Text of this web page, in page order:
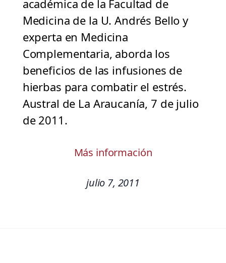
académica de la Facultad de
Medicina de la U. Andrés Bello y
experta en Medicina
Complementaria, aborda los
beneficios de las infusiones de
hierbas para combatir el estrés.
Austral de La Araucanía, 7 de julio
de 2011.
Más información
julio 7, 2011